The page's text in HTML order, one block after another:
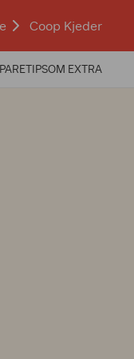
Coop Kjeder
OM EXTRA